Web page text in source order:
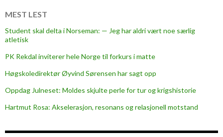
l
v
i
g
t
e
MEST LEST
Student skal delta i Norseman: — Jeg har aldri vært noe særlig
atletisk
PK Rekdal inviterer hele Norge til forkurs i matte
Høgskoledirektør Øyvind Sørensen har sagt opp
Oppdag Julneset: Moldes skjulte perle for tur og krigshistorie
Hartmut Rosa: Akselerasjon, resonans og relasjonell motstand